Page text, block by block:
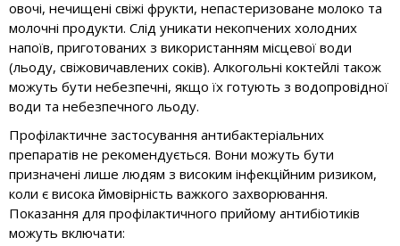
овочі, нечищені свіжі фрукти, непастеризоване молоко та
молочні продукти. Слід уникати некопчених холодних
напоїв, приготованих з використанням місцевої води
(льоду, свіжовичавлених соків). Алкогольні коктейлі також
можуть бути небезпечні, якщо їх готують з водопровідної
води та небезпечного льоду.
Профілактичне застосування антибактеріальних
препаратів не рекомендується. Вони можуть бути
призначені лише людям з високим інфекційним ризиком,
коли є висока ймовірність важкого захворювання.
Показання для профілактичного прийому антибіотиків
можуть включати: